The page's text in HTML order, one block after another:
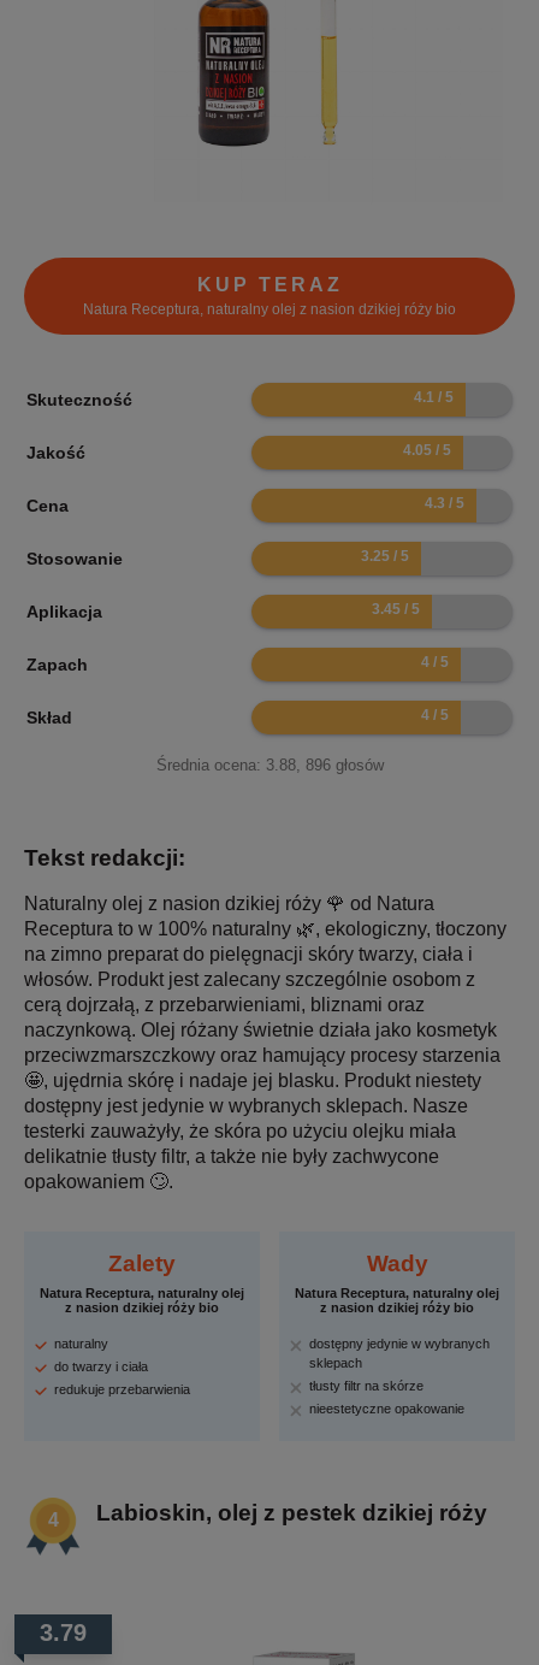
KUP TERAZ
Natura Receptura, naturalny olej z nasion dzikiej róży bio
Skuteczność 8.2
Jakość 8.1
Cena 8.6
Stosowanie 6.5
Aplikacja 6.9
Zapach 8
Skład 8
Średnia ocena: 3.88, 896głosów
Tekst redakcji:
Naturalny olej z nasion dzikiej róży 🌹 od Natura
Receptura to w 100% naturalny 🌿, ekologiczny, tłoczony
na zimno preparat do pielęgnacji skóry twarzy, ciała i
włosów. Produkt jest zalecany szczególnie osobom z
cerą dojrzałą, z przebarwieniami, bliznami oraz
naczynkową. Olej różany świetnie działa jako kosmetyk
przeciwzmarszczkowy oraz hamujący procesy starzenia
🤩, ujędrnia skórę i nadaje jej blasku. Produkt niestety
dostępny jest jedynie w wybranych sklepach. Nasze
testerki zauważyły, że skóra po użyciu olejku miała
delikatnie tłusty filtr, a także nie były zachwycone
opakowaniem 🙄.
Zalety
Natura Receptura, naturalny olej
z nasion dzikiej róży bio
naturalny
do twarzy i ciała
redukuje przebarwienia
Wady
Natura Receptura, naturalny olej
z nasion dzikiej róży bio
dostępny jedynie w wybranych
sklepach
tłusty filtr na skórze
nieestetyczne opakowanie
Labioskin, olej z pestek dzikiej róży
3.79